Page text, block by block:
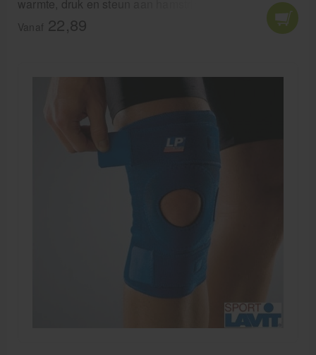
warmte, druk en steun aan hamstrings en quadriceps.
Vanaf 22,89